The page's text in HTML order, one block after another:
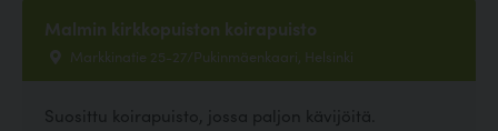
Malmin kirkkopuiston koirapuisto
Markkinatie 25-27/Pukinmäenkaari, Helsinki
Suosittu koirapuisto, jossa paljon kävijöitä.